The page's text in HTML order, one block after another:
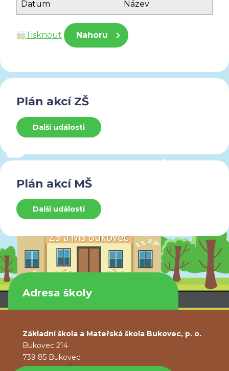
Datum Název
Tisknout Nahoru
Plán akcí ZŠ
Další události
Plán akcí MŠ
Další události
Adresa školy
Základní škola a Mateřská škola Bukovec, p. o.
Bukovec 214
739 85 Bukovec